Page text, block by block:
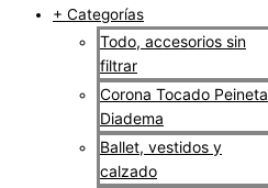
+ Categorías
Todo, accesorios sin
filtrar
Corona Tocado Peineta
Diadema
Ballet, vestidos y
calzado